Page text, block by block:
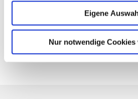
Eigene
Nur notwendige Cookies
Sie haben Fragen zu unseren
Kontaktieren Sie uns!